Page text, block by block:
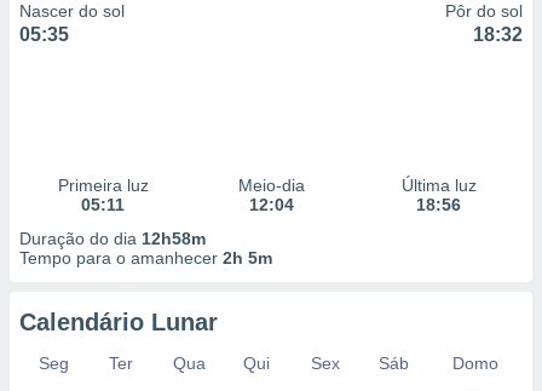
Nascer do sol
05:35
Pôr do sol
18:32
Primeira luz
05:11
Meio-dia
12:04
Última luz
18:56
Duração do dia 12h58m
Tempo para o amanhecer 2h 5m
Calendário Lunar
Seg Ter Qua Qui Sex Sáb
Domo